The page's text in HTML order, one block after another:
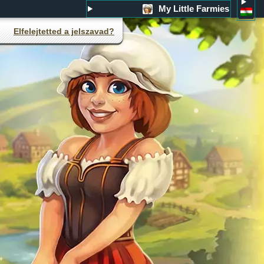
My Little Farmies
Elfelejtetted a jelszavad?